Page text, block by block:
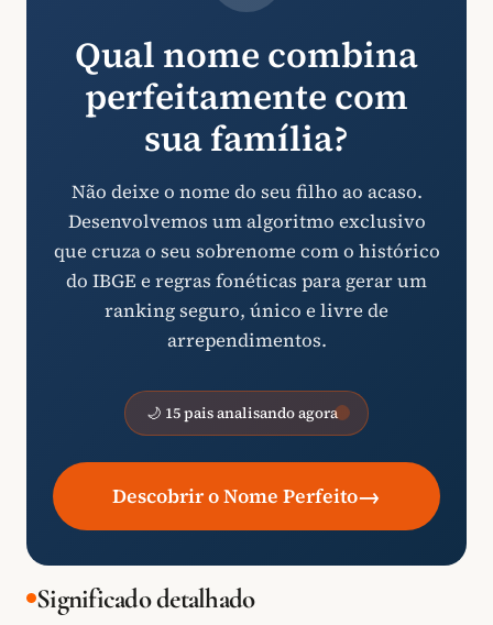
Qual nome combina
perfeitamente com
sua família?
Não deixe o nome do seu filho ao acaso.
Desenvolvemos um algoritmo exclusivo
que cruza o seu sobrenome com o histórico
do IBGE e regras fonéticas para gerar um
ranking seguro, único e livre de
arrependimentos.
🌙 15 pais analisando agora
Descobrir o Nome Perfeito→
Significado detalhado